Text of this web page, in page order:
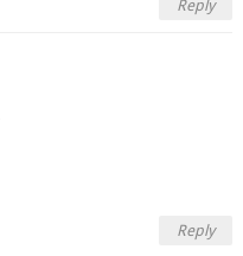
Reply
Reply